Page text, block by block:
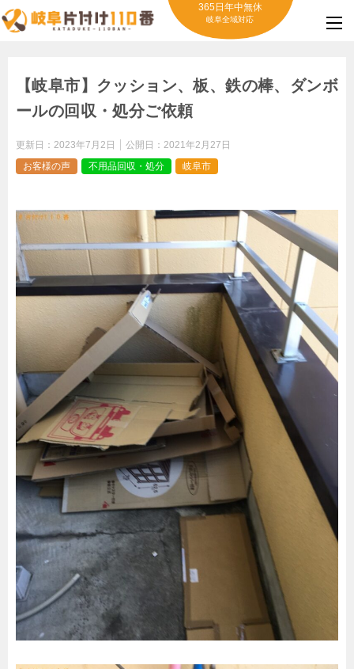
365日年中無休
岐阜全域対応
【岐阜市】クッション、板、鉄の棒、ダンボ
ールの回収・処分ご依頼
更新日： 2023年7月2日 公開日： 2021年2月27日
お客様の声
不用品回収・処分 岐阜市